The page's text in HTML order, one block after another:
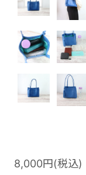
8,000円(税込)